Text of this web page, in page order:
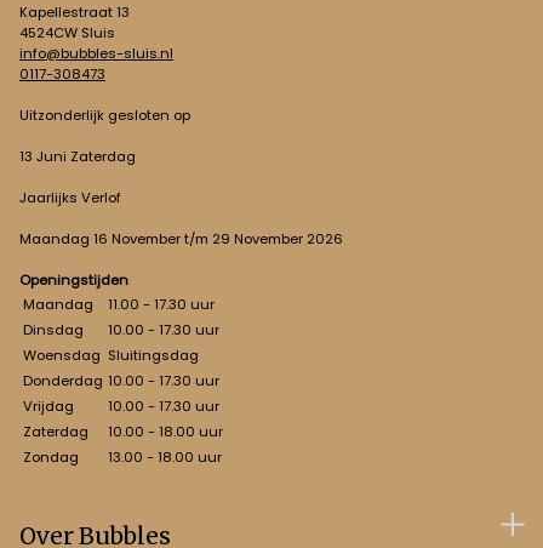
Kapellestraat 13
4524CW Sluis
info@bubbles-sluis.nl
0117-308473
Uitzonderlijk gesloten op
13 Juni Zaterdag
Jaarlijks Verlof
Maandag 16 November t/m 29 November 2026
Openingstijden
Maandag
11.00 - 17.30 uur
Dinsdag
10.00 - 17.30 uur
Woensdag Sluitingsdag
Donderdag 10.00 - 17.30 uur
Vrijdag
10.00 - 17.30 uur
Zaterdag
10.00 - 18.00 uur
Zondag
13.00 - 18.00 uur
Over Bubbles